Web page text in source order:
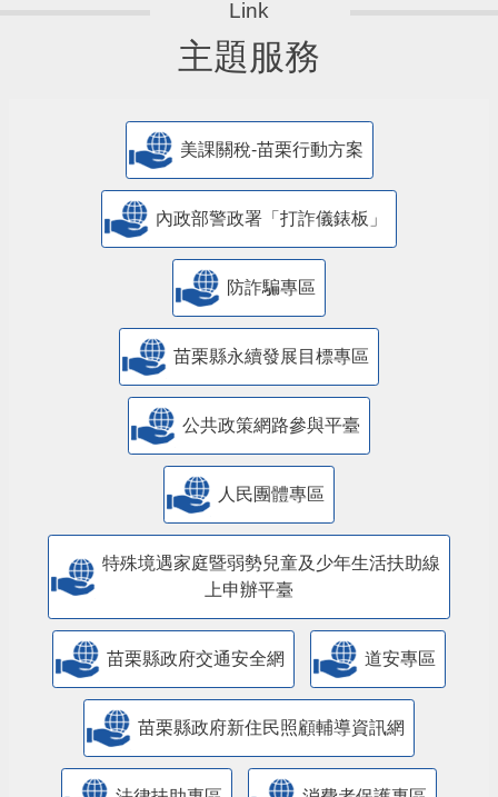
主題服務
美課關稅-苗栗行動方案
內政部警政署「打詐儀錶板」
防詐騙專區
苗栗縣永續發展目標專區
公共政策網路參與平臺
人民團體專區
特殊境遇家庭暨弱勢兒童及少年生活扶助線
上申辦平臺
苗栗縣政府交通安全網 道安專區
苗栗縣政府新住民照顧輔導資訊網